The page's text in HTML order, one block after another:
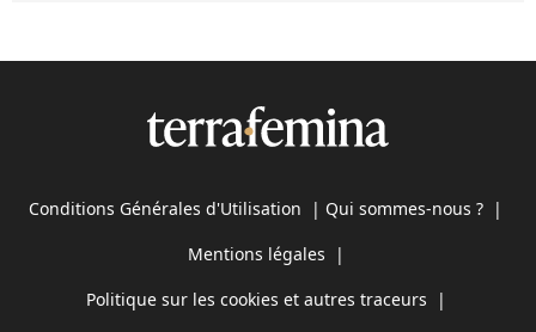
Conditions Générales d'Utilisation | Qui sommes-nous ? |
Mentions légales |
Politique sur les cookies et autres traceurs |